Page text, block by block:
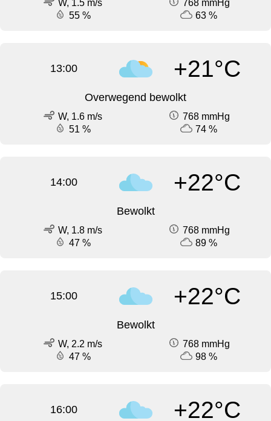
W, 1.5 m/s
768 mmHg
55 %
63 %
13:00 +21°C
Overwegend bewolkt
W, 1.6 m/s
768 mmHg
51 %
74 %
14:00 +22°C
Bewolkt
W, 1.8 m/s
768 mmHg
47 %
89 %
15:00 +22°C
Bewolkt
W, 2.2 m/s
768 mmHg
47 %
98 %
16:00 +22°C